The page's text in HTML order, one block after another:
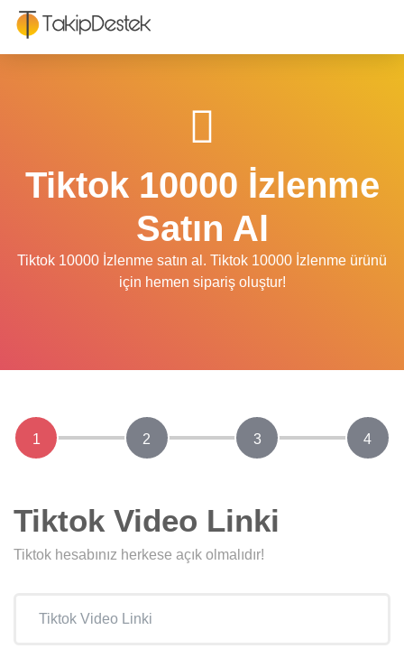
Tiktok 10000 İzlenme
Satın Al
Tiktok 10000 İzlenme satın al. Tiktok 10000 İzlenme ürünü
için hemen sipariş oluştur!
1 2 3 4
Tiktok Video Linki
Tiktok hesabınız herkese açık olmalıdır!